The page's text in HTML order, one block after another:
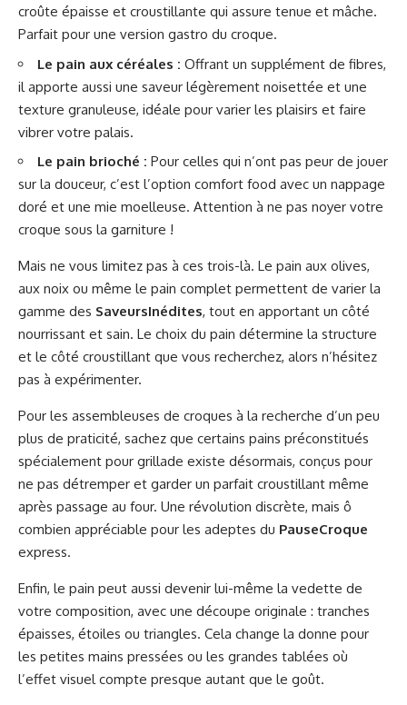
croûte épaisse et croustillante qui assure tenue et mâche.
Parfait pour une version gastro du croque.
Le pain aux céréales : Offrant un supplément de fibres,
il apporte aussi une saveur légèrement noisettée et une
texture granuleuse, idéale pour varier les plaisirs et faire
vibrer votre palais.
Le pain brioché : Pour celles qui n’ont pas peur de jouer
sur la douceur, c’est l’option comfort food avec un nappage
doré et une mie moelleuse. Attention à ne pas noyer votre
croque sous la garniture !
Mais ne vous limitez pas à ces trois-là. Le pain aux olives,
aux noix ou même le pain complet permettent de varier la
gamme des SaveursInédites, tout en apportant un côté
nourrissant et sain. Le choix du pain détermine la structure
et le côté croustillant que vous recherchez, alors n’hésitez
pas à expérimenter.
Pour les assembleuses de croques à la recherche d’un peu
plus de praticité, sachez que certains pains préconstitués
spécialement pour grillade existe désormais, conçus pour
ne pas détremper et garder un parfait croustillant même
après passage au four. Une révolution discrète, mais ô
combien appréciable pour les adeptes du PauseCroque
express.
Enfin, le pain peut aussi devenir lui-même la vedette de
votre composition, avec une découpe originale : tranches
épaisses, étoiles ou triangles. Cela change la donne pour
les petites mains pressées ou les grandes tablées où
l’effet visuel compte presque autant que le goût.